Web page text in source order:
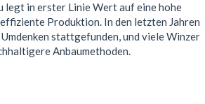
legt in erster Linie Wert auf eine hohe
Produktion. In den letzten Jahren
stattgefunden, und viele Winzer
Anbaumethoden.